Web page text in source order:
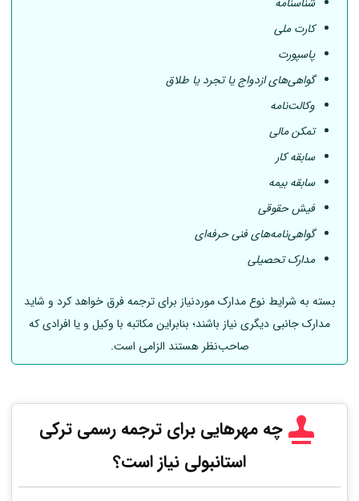
کارت ملی
پاسپورت
گواهی‌های ازدواج یا تجرد یا طلاق
وکالت‌نامه
تمکن مالی
سابقه کار
سابقه بیمه
فیش حقوقی
گواهی‌نامه‌های فنی حرفه‌ای
مدارک تحصیلی
بسته به شرایط نوع مدارک موردنیاز برای ترجمه فرق خواهد کرد و شاید
مدارک جانبی دیگری نیاز باشند؛ بنابراین مکاتبه با وکیل و یا افرادی که
صاحب‌نظر هستند الزامی است.
چه مهرهایی برای ترجمه رسمی ترکی
استانبولی نیاز است؟